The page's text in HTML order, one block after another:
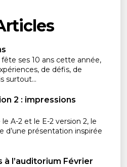
ses 10 ans cette année,
de défis, de
surtout...
2 : impressions
A-2 et le E-2 version 2, le
d’une présentation inspirée
l’auditorium Février